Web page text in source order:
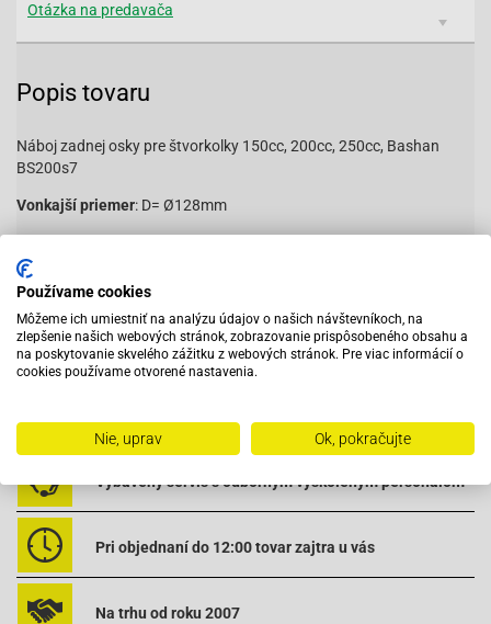
Otázka na predavača
Popis tovaru
Náboj zadnej osky pre štvorkolky 150cc, 200cc, 250cc, Bashan
BS200s7
Vonkajší priemer: D= Ø128mm
Počet drážok
Rozteč dier na disk: 4x110mm
Závit: M10 na disk
Vybavený servis s odborným vyškoleným personálom
Pri objednaní do 12:00 tovar zajtra u vás
Na trhu od roku 2007
Používame cookies
Môžeme ich umiestniť na analýzu údajov o našich návštevníkoch, na
zlepšenie našich webových stránok, zobrazovanie prispôsobeného obsahu a
na poskytovanie skvelého zážitku z webových stránok. Pre viac informácií o
cookies používame otvorené nastavenia.
Nie, uprav Ok, pokračujte